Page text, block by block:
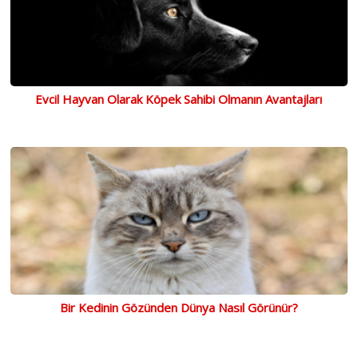
Evcil Hayvan Olarak Köpek Sahibi Olmanın Avantajları
Bir Kedinin Gözünden Dünya Nasıl Görünür?